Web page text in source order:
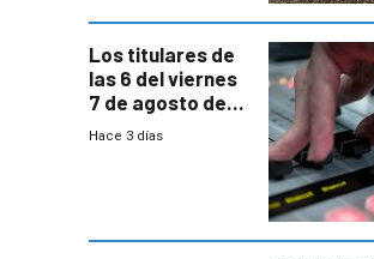
Los titulares de
las 6 del viernes
7 de agosto de
2026
Hace 3 días